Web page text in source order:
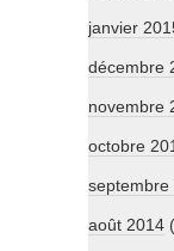
janvier
décembre
novembre
octobre
septembre
août 2014